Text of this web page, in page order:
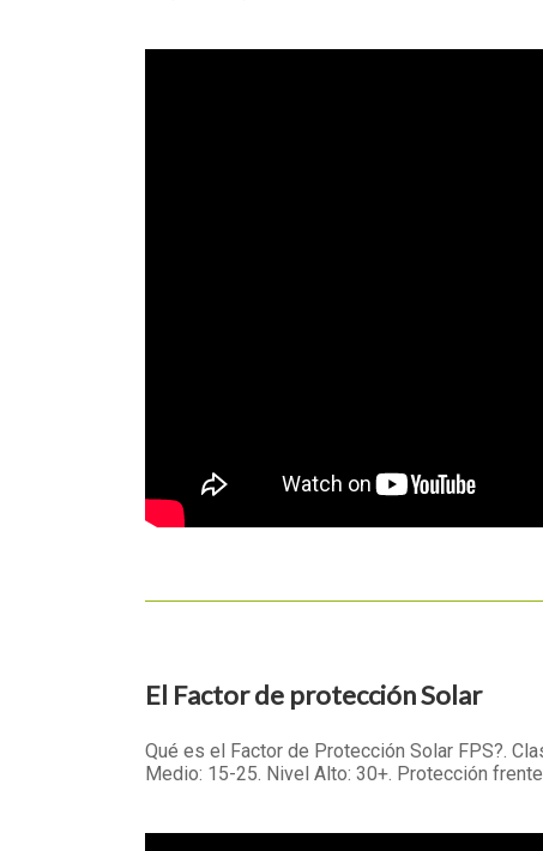
El Factor de protección Solar
Qué es el Factor de Protección Solar FPS?.
Medio: 15-25. Nivel Alto: 30+. Protección frente